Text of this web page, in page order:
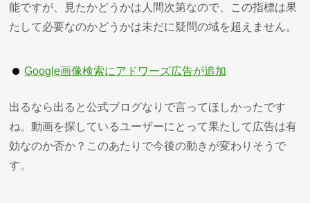
能ですが、見たかどうかは人間次第なので、この指標は果
たして必要なのかどうかは未だに疑問の域を超えません。
Google画像検索にアドワーズ広告が追加
出るなら出ると公式ブログなりで言ってほしかったです
ね。動画を探しているユーザーにとって果たして広告は有
効なのか否か？このあたりで今後の動きが変わりそうで
す。